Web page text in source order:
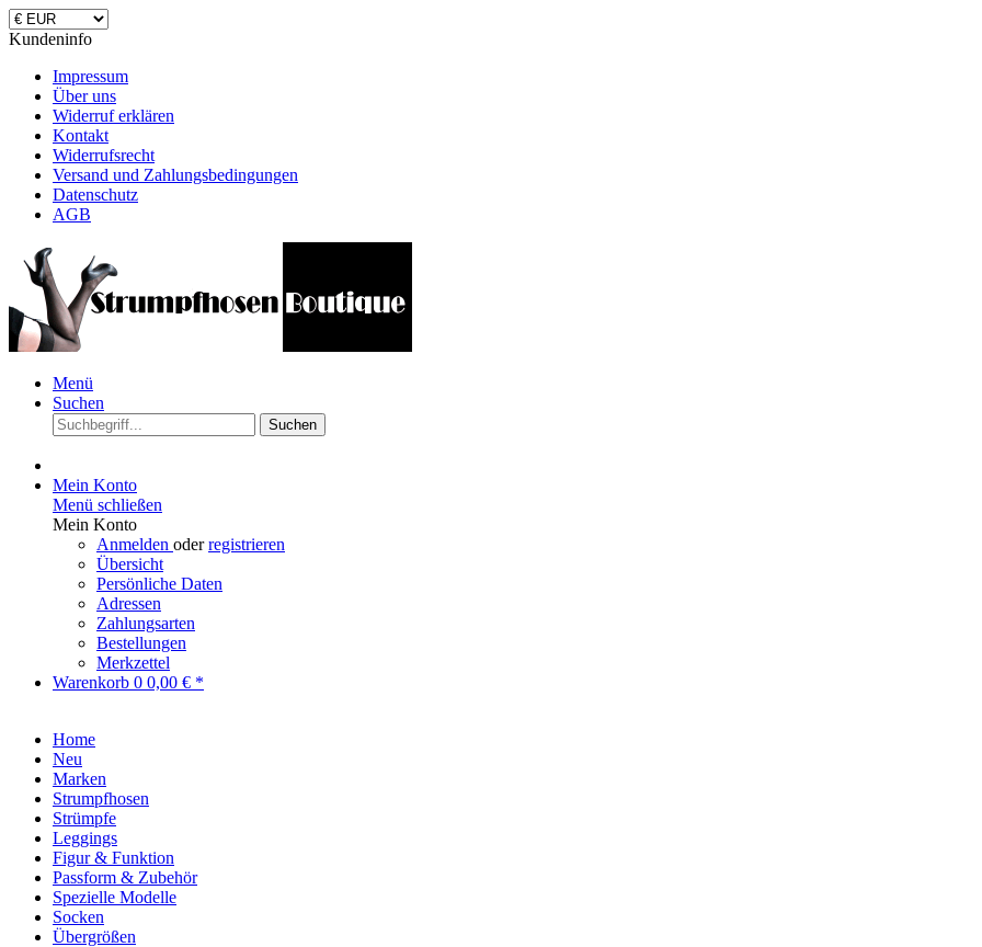
Kundeninfo
Impressum
Über uns
Widerruf erklären
Kontakt
Widerrufsrecht
Versand und Zahlungsbedingungen
Datenschutz
AGB
Menü
Suchen
Suchen
Mein Konto
Menü schließen
Mein Konto
Anmelden oderregistrieren
Übersicht
Persönliche Daten
Adressen
Zahlungsarten
Bestellungen
Merkzettel
Warenkorb 0 0,00 € *
Home
Neu
Marken
Strumpfhosen
Strümpfe
Leggings
Figur & Funktion
Passform & Zubehör
Spezielle Modelle
Socken
Übergrößen